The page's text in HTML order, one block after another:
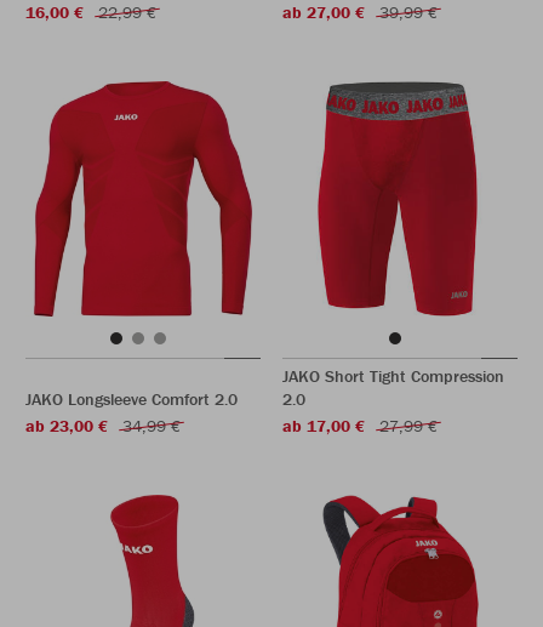
16,00 €
22,99 €
ab 27,00 €
39,99 €
JAKO Longsleeve Comfort 2.0
ab 23,00 €
34,99 €
JAKO Short Tight Compression
2.0
ab 17,00 €
27,99 €